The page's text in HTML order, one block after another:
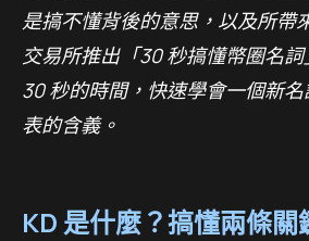
是搞不懂背後的意思，以及所帶
交易所推出「30 秒搞懂幣圈名
30 秒的時間，快速學會一個新
表的含義。
KD 是什麼？搞懂兩條關